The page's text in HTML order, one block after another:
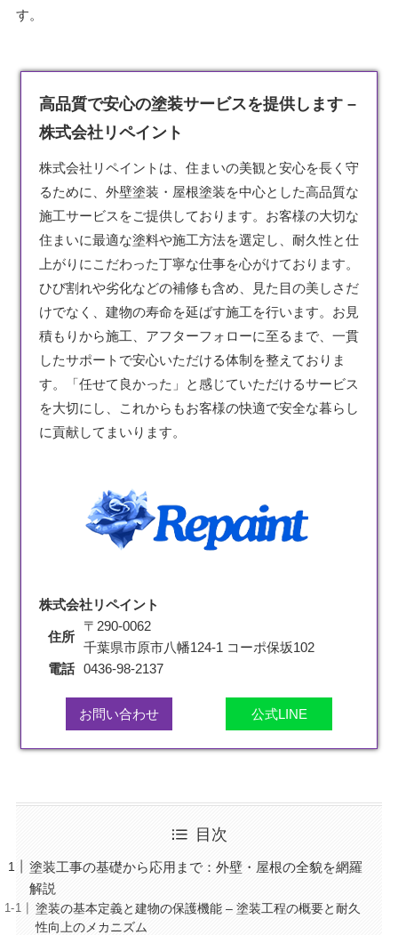
す。
高品質で安心の塗装サービスを提供します –
株式会社リペイント
株式会社リペイントは、住まいの美観と安心を長く守
るために、外壁塗装 ・屋根塗装を中心とした高品質な
施工サービスをご提供しております。お客様の大切な
住まいに最適な塗料や施工方法を選定し、耐久性と仕
上がりにこだわった丁寧な仕事を心がけております。
ひび割れや劣化などの補修も含め、見た目の美しさだ
けでなく、建物の寿命を延ばす施工を行います。お見
積もりから施工、アフターフォローに至るまで、一貫
したサポートで安心いただける体制を整えておりま
す。「任せて良かった」と感じていただけるサービス
を大切にし、これからもお客様の快適で安全な暮らし
に貢献してまいります。
株式会社リペイント
住所
〒290-0062
千葉県市原市八幡124-1 コーポ保坂102
電話 0436-98-2137
お問い合わせ 公式LINE
目次
塗装工事の基礎から応用まで：外壁・屋根の全貌を網羅
解説
塗装の基本定義と建物の保護機能 – 塗装工程の概要と耐久
性向上のメカニズム